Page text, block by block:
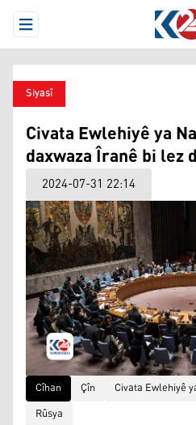
Open Menu
Siyasî
Civata Ewlehiyê ya
daxwaza Îranê bi lez
2024-07-31 22:14
Cîhan Çîn Civata Ewlehiyê
Rûsya